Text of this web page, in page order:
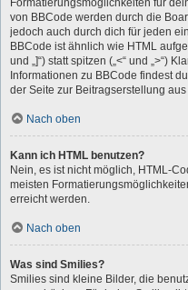
Formatierungsmöglichkeiten für
von BBCode werden durch die
jedoch auch durch dich für jeden
BBCode ist ähnlich wie HTML
und „]“) statt spitzen („<“ und „>“)
Informationen zu BBCode findest
der Seite zur Beitragserstellung
Nach oben
Kann ich HTML benutzen?
Nein, es ist nicht möglich, HTML-
meisten
erreicht werden.
Nach oben
Was sind Smilies?
Smilies sind kleine Bilder, die